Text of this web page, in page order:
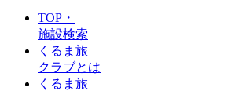
TOP・
施設検索
くるま旅
クラブとは
くるま旅